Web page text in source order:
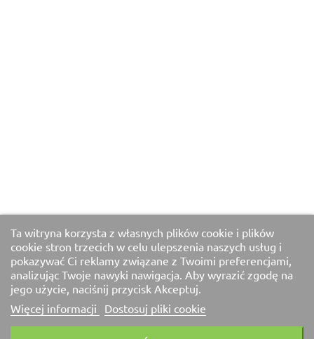
Ta witryna korzysta z własnych plików cookie i plików
cookie stron trzecich w celu ulepszenia naszych usług i
pokazywać Ci reklamy związane z Twoimi preferencjami,
analizując Twoje nawyki nawigacja. Aby wyrazić zgodę na
jego użycie, naciśnij przycisk Akceptuj.
Więcej informacji
Dostosuj pliki cookie